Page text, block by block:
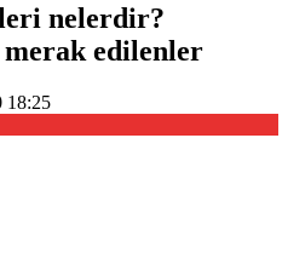
nelerdir?
merak edilenler
18:25